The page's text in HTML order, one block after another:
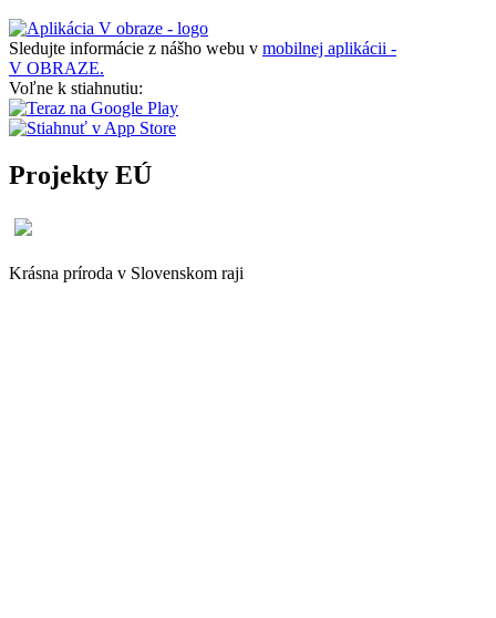
Sledujte informácie z nášho webu v mobilnej aplikácii -
V OBRAZE.
Voľne k stiahnutiu:
Projekty EÚ
Krásna príroda v Slovenskom raji